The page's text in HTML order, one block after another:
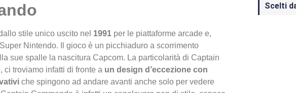
stile unico uscito nel 1991 per le piattaforme arcade e,
Nintendo. Il gioco è un picchiaduro a scorrimento
sue spalle la nascitura Capcom. La particolarità di Captain
ci troviamo infatti di fronte a un design d’eccezione con
che spingono ad andare avanti anche solo per vedere
Scelti